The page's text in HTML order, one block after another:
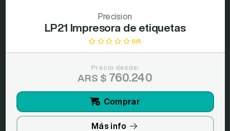
Precision
LP21 Impresora de etiquetas
0/5
Precio desde:
ARS $ 760.240
Comprar
Más info